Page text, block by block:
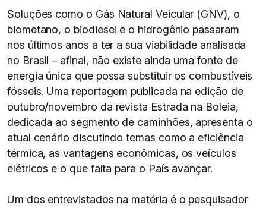
Soluções como o Gás Natural Veicular (GNV), o
biometano, o biodiesel e o hidrogênio passaram
nos últimos anos a ter a sua viabilidade analisada
no Brasil – afinal, não existe ainda uma fonte de
energia única que possa substituir os combustíveis
fósseis. Uma reportagem publicada na edição de
outubro/novembro da revista Estrada na Boleia,
dedicada ao segmento de caminhões, apresenta o
atual cenário discutindo temas como a eficiência
térmica, as vantagens econômicas, os veículos
elétricos e o que falta para o País avançar.
Um dos entrevistados na matéria é o pesquisador